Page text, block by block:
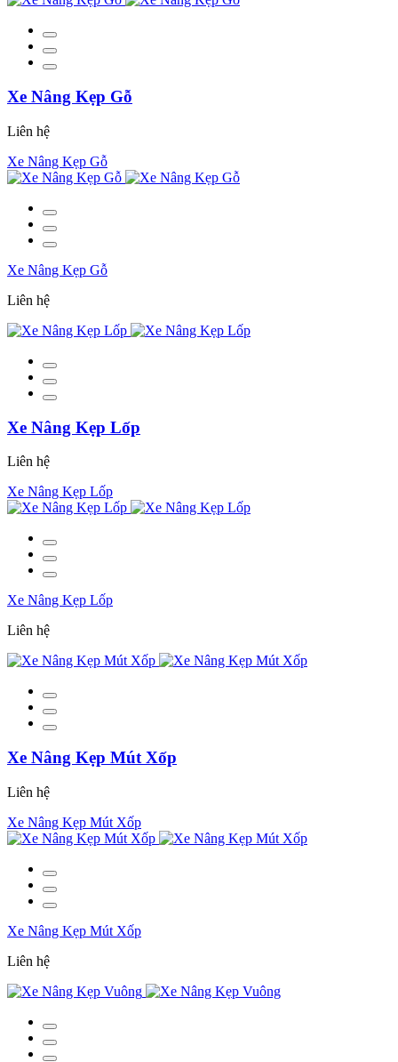
Xe Nâng Kẹp Gỗ
Liên hệ
Xe Nâng Kẹp Gỗ
Xe Nâng Kẹp Gỗ
Liên hệ
Xe Nâng Kẹp Lốp
Liên hệ
Xe Nâng Kẹp Lốp
Xe Nâng Kẹp Lốp
Liên hệ
Xe Nâng Kẹp Mút Xốp
Liên hệ
Xe Nâng Kẹp Mút Xốp
Xe Nâng Kẹp Mút Xốp
Liên hệ